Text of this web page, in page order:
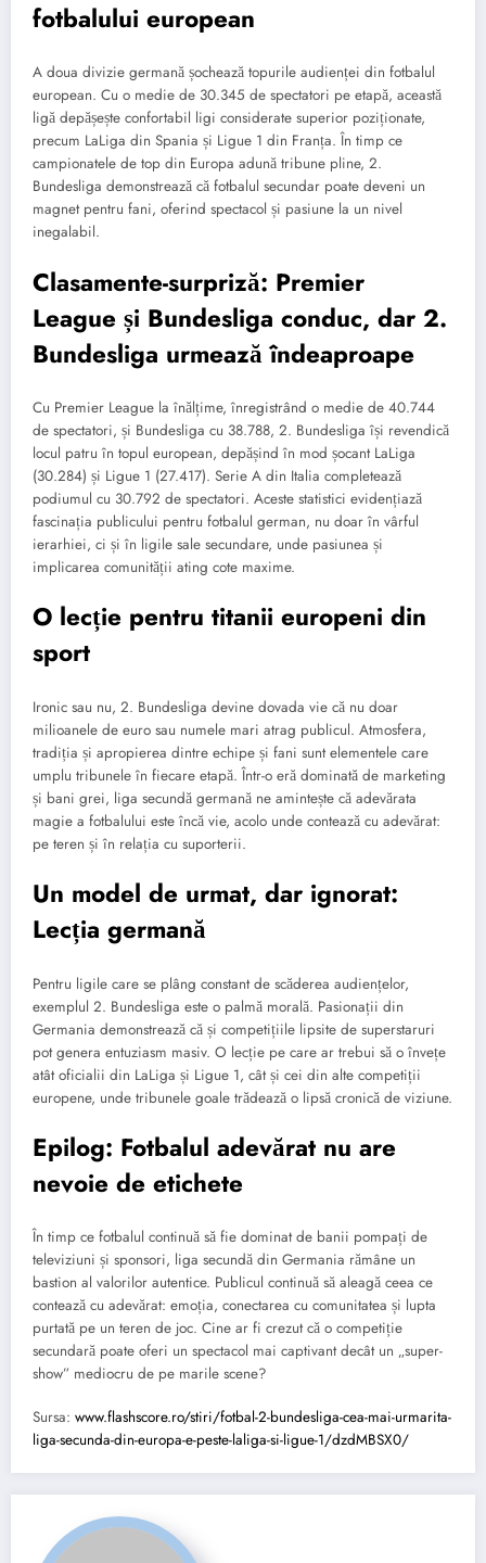
fotbalului european
A doua divizie germană șochează topurile audienței din fotbalul
european. Cu o medie de 30.345 de spectatori pe etapă, această
ligă depășește confortabil ligi considerate superior poziționate,
precum LaLiga din Spania și Ligue 1 din Franța. În timp ce
campionatele de top din Europa adună tribune pline, 2.
Bundesliga demonstrează că fotbalul secundar poate deveni un
magnet pentru fani, oferind spectacol și pasiune la un nivel
inegalabil.
Clasamente-surpriză: Premier
League și Bundesliga conduc, dar 2.
Bundesliga urmează îndeaproape
Cu Premier League la înălțime, înregistrând o medie de 40.744
de spectatori, și Bundesliga cu 38.788, 2. Bundesliga își revendică
locul patru în topul european, depășind în mod șocant LaLiga
(30.284) și Ligue 1 (27.417). Serie A din Italia completează
podiumul cu 30.792 de spectatori. Aceste statistici evidențiază
fascinația publicului pentru fotbalul german, nu doar în vârful
ierarhiei, ci și în ligile sale secundare, unde pasiunea și
implicarea comunității ating cote maxime.
O lecție pentru titanii europeni din
sport
Ironic sau nu, 2. Bundesliga devine dovada vie că nu doar
milioanele de euro sau numele mari atrag publicul. Atmosfera,
tradiția și apropierea dintre echipe și fani sunt elementele care
umplu tribunele în fiecare etapă. Într-o eră dominată de marketing
și bani grei, liga secundă germană ne amintește că adevărata
magie a fotbalului este încă vie, acolo unde contează cu adevărat:
pe teren și în relația cu suporterii.
Un model de urmat, dar ignorat:
Lecția germană
Pentru ligile care se plâng constant de scăderea audiențelor,
exemplul 2. Bundesliga este o palmă morală. Pasionații din
Germania demonstrează că și competițiile lipsite de superstaruri
pot genera entuziasm masiv. O lecție pe care ar trebui să o învețe
atât oficialii din LaLiga și Ligue 1, cât și cei din alte competiții
europene, unde tribunele goale trădează o lipsă cronică de viziune.
Epilog: Fotbalul adevărat nu are
nevoie de etichete
În timp ce fotbalul continuă să fie dominat de banii pompați de
televiziuni și sponsori, liga secundă din Germania rămâne un
bastion al valorilor autentice. Publicul continuă să aleagă ceea ce
contează cu adevărat: emoția, conectarea cu comunitatea și lupta
purtată pe un teren de joc. Cine ar fi crezut că o competiție
secundară poate oferi un spectacol mai captivant decât un „super-
show” mediocru de pe marile scene?
Sursa: www.flashscore.ro/stiri/fotbal-2-bundesliga-cea-mai-urmarita-
liga-secunda-din-europa-e-peste-laliga-si-ligue-1/dzdMBSX0/